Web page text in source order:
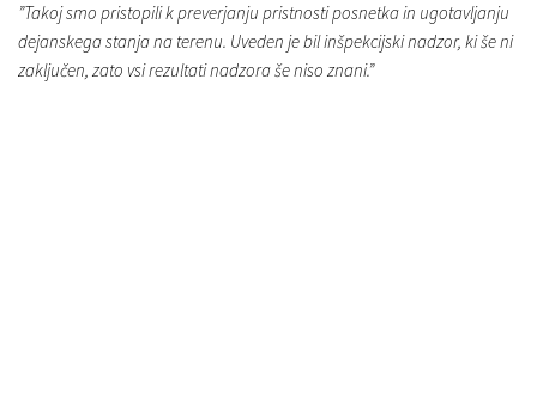
”Takoj smo pristopili k preverjanju pristnosti posnetka in ugotavljanju
dejanskega stanja na terenu. Uveden je bil inšpekcijski nadzor, ki še ni
zaključen, zato vsi rezultati nadzora še niso znani.”